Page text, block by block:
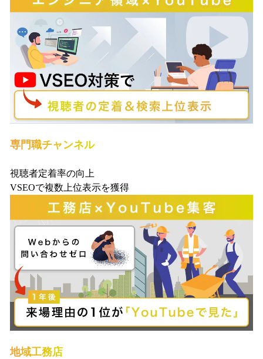
専門職チャンネル
視聴者定着率の向上
VSEOで複数上位表示を獲得
地域工務店